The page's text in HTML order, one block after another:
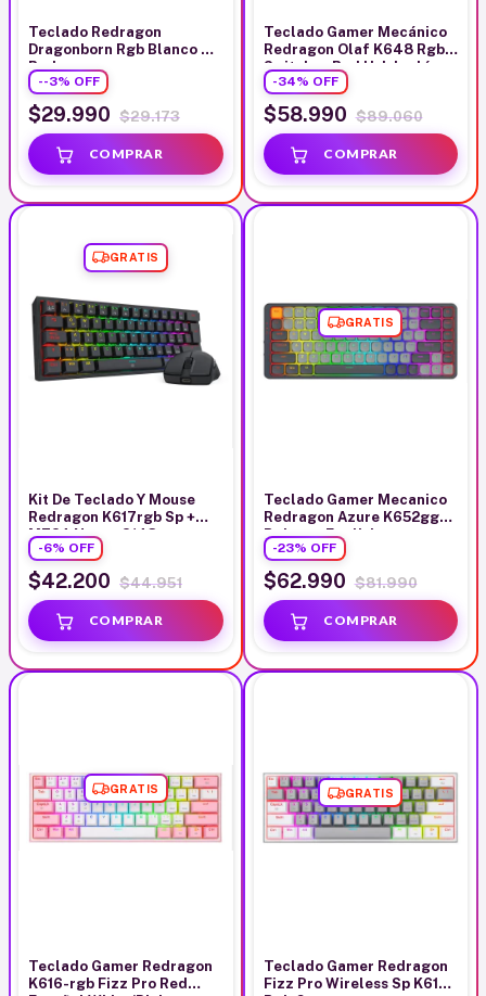
Teclado Redragon
Dragonborn Rgb Blanco Sw
Red
--3% OFF
$29.990 $29.173
Teclado Gamer Mecánico
Redragon Olaf K648 Rgb
Switches Red Usb Inglés
-34% OFF
$58.990 $89.060
GRATIS
Kit De Teclado Y Mouse
Redragon K617rgb Sp +
M724 Negro S143
-6% OFF
$42.200 $44.951
GRATIS
Teclado Gamer Mecanico
Redragon Azure K652gg
Rgb-pro English
-23% OFF
$62.990 $81.990
GRATIS
Teclado Gamer Redragon
K616-rgb Fizz Pro Red
GRATIS
Teclado Gamer Redragon
Fizz Pro Wireless Sp K616